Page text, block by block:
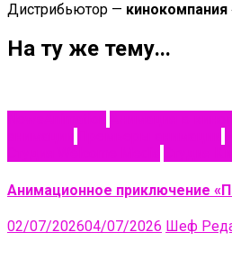
Дистрибьютор —
На ту же тему...
Анимационное приключение
02/07/202604/07/2026 Шеф